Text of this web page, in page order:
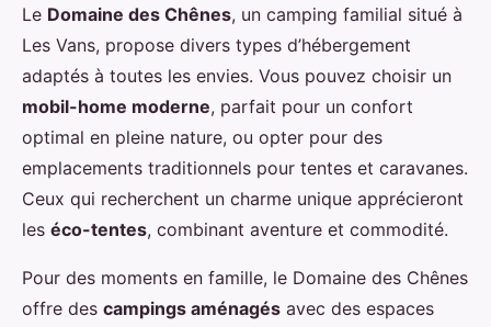
Le Domaine des Chênes, un camping familial situé à
Les Vans, propose divers types d’hébergement
adaptés à toutes les envies. Vous pouvez choisir un
mobil-home moderne, parfait pour un confort
optimal en pleine nature, ou opter pour des
emplacements traditionnels pour tentes et caravanes.
Ceux qui recherchent un charme unique apprécieront
les éco-tentes, combinant aventure et commodité.
Pour des moments en famille, le Domaine des Chênes
offre des campings aménagés avec des espaces